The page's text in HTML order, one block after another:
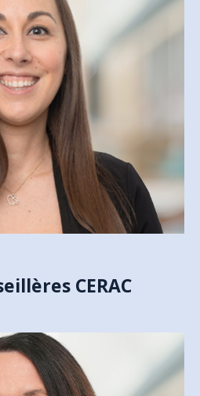
SLOAN
ADMINISTRATIVE
THIBAULT
CERAC